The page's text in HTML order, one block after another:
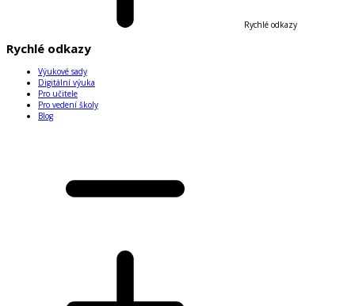
Rychlé odkazy
Rychlé odkazy
Výukové sady
Digitální výuka
Pro učitele
Pro vedení školy
Blog